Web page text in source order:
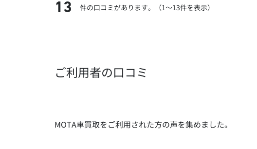
13 件の口コミがあります。（1～13件を表示）
ご利用者の口コミ
MOTA車買取をご利用された方の声を集めました。